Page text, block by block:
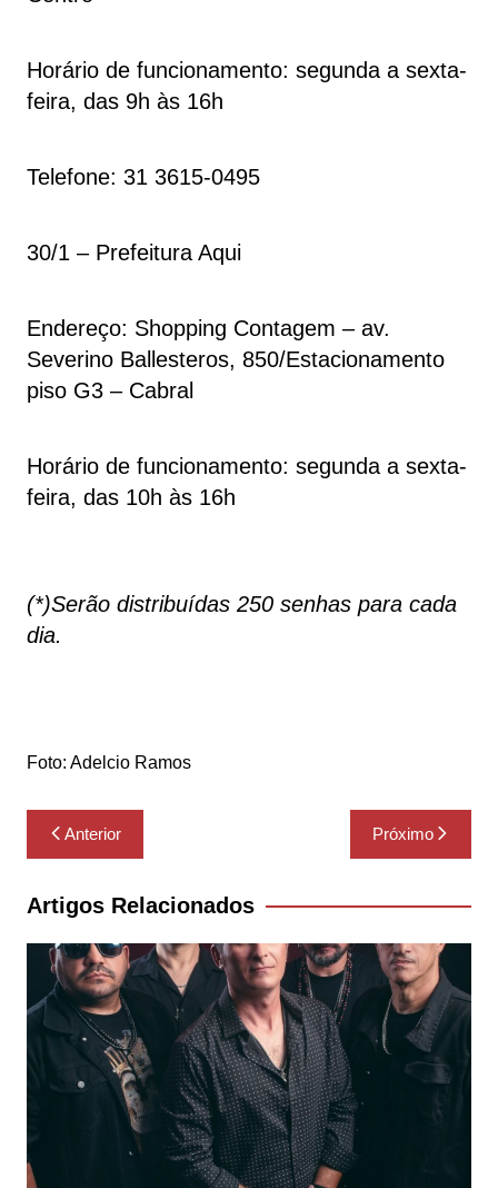
Horário de funcionamento: segunda a sexta-
feira, das 9h às 16h
Telefone: 31 3615-0495
30/1 – Prefeitura Aqui
Endereço: Shopping Contagem – av.
Severino Ballesteros, 850/Estacionamento
piso G3 – Cabral
Horário de funcionamento: segunda a sexta-
feira, das 10h às 16h
(*)Serão distribuídas 250 senhas para cada
dia.
Foto: Adelcio Ramos
Navegação
de
Post
Anterior Próximo
Artigos Relacionados